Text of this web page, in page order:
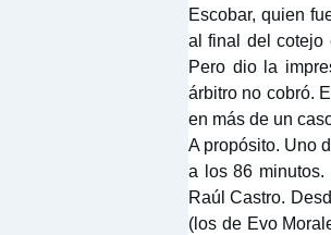
Escobar, quien
al final del cotejo
Pero dio la
árbitro no cobró.
en más de un
A propósito. Uno
a los 86 minutos.
Raúl Castro.
(los de Evo